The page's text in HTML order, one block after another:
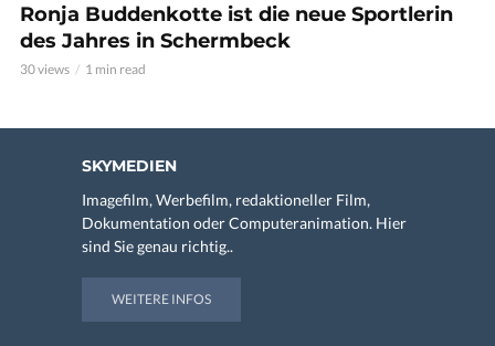
Ronja Buddenkotte ist die neue Sportlerin
des Jahres in Schermbeck
30 views 1 min read
SKYMEDIEN
Imagefilm, Werbefilm, redaktioneller Film,
Dokumentation oder Computeranimation. Hier
sind Sie genau richtig..
WEITERE INFOS